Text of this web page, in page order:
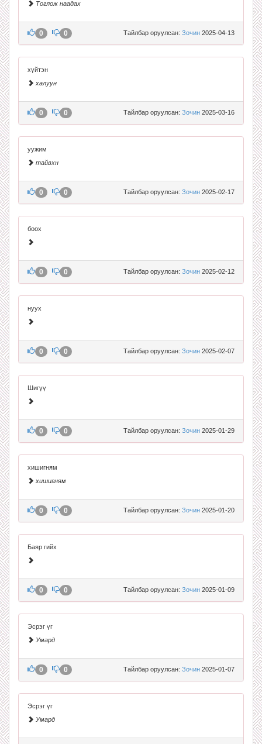
Тоглож наадах
Тайлбар оруулсан: Зочин 2025-04-13
0 0
хүйтэн
халуун
Тайлбар оруулсан: Зочин 2025-03-16
0 0
уужим
тайвхн
Тайлбар оруулсан: Зочин 2025-02-17
0 0
боох
Тайлбар оруулсан: Зочин 2025-02-12
0 0
нуух
Тайлбар оруулсан: Зочин 2025-02-07
0 0
Шигүү
Тайлбар оруулсан: Зочин 2025-01-29
0 0
хишигням
хишигням
Тайлбар оруулсан: Зочин 2025-01-20
0 0
Баяр гийх
Тайлбар оруулсан: Зочин 2025-01-09
0 0
Эсрэг үг
Умард
Тайлбар оруулсан: Зочин 2025-01-07
0 0
Эсрэг үг
Умард